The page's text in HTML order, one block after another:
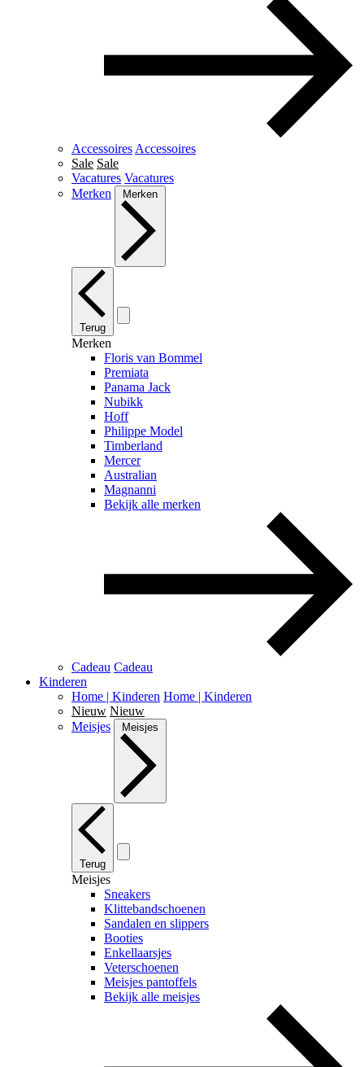
Accessoires Accessoires
Sale Sale
Vacatures Vacatures
Merken
Merken
Terug
Merken
Floris van Bommel
Premiata
Panama Jack
Nubikk
Hoff
Philippe Model
Timberland
Mercer
Australian
Magnanni
Bekijk alle merken
Cadeau Cadeau
Kinderen
Home | Kinderen Home | Kinderen
Nieuw Nieuw
Meisjes
Meisjes
Terug
Meisjes
Sneakers
Klittebandschoenen
Sandalen en slippers
Booties
Enkellaarsjes
Veterschoenen
Meisjes pantoffels
Bekijk alle meisjes